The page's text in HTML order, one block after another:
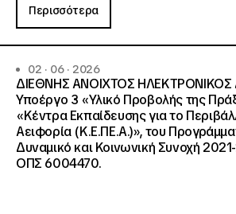
Περισσότερα
02 · 06 · 2026
ΔΙΕΘΝΗΣ ΑΝΟΙΧΤΟΣ ΗΛΕΚΤΡΟΝΙΚΟΣ
Υποέργο 3 «Υλικό Προβολής της
«Κέντρα Εκπαίδευσης για το
Αειφορία (Κ.Ε.ΠΕ.Α.)», του
Δυναμικό και Κοινωνική Συνοχή
ΟΠΣ 6004470.